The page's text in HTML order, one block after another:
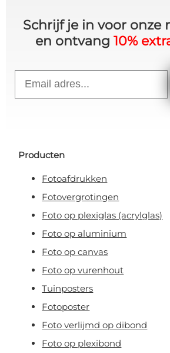
Schrijf je in voor onze
en ontvang 10%
Producten
Fotoafdrukken
Fotovergrotingen
Foto op plexiglas (acrylglas)
Foto op aluminium
Foto op canvas
Foto op vurenhout
Tuinposters
Fotoposter
Foto verlijmd op dibond
Foto op plexibond